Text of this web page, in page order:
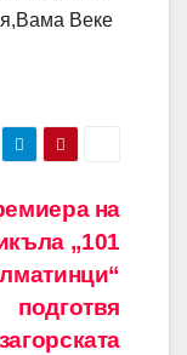
Веке
на
„101
подготвя